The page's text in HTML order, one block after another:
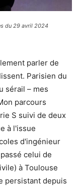
du 29 avril 2024
parler de
Parisien du
sérail – mes
parcours
S suivi de deux
à l'issue
d'ingénieur
celui de
à Toulouse
persistant depuis